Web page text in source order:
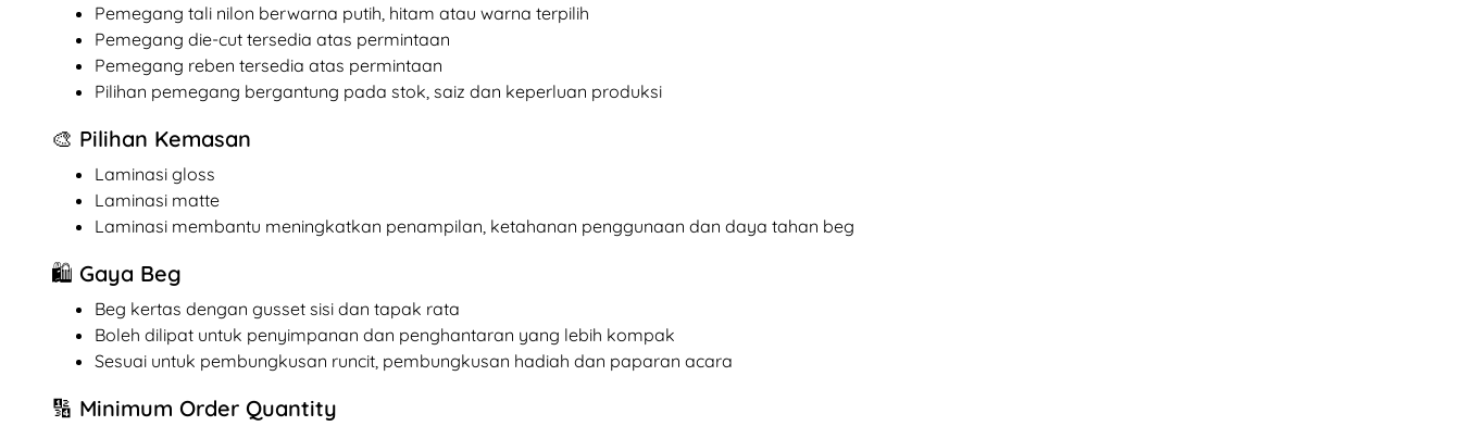
Pemegang tali nilon berwarna putih, hitam atau warna terpilih
Pemegang die-cut tersedia atas permintaan
Pemegang reben tersedia atas permintaan
Pilihan pemegang bergantung pada stok, saiz dan keperluan produksi
🎨 Pilihan Kemasan
Laminasi gloss
Laminasi matte
Laminasi membantu meningkatkan penampilan, ketahanan penggunaan dan daya tahan beg
🛍️ Gaya Beg
Beg kertas dengan gusset sisi dan tapak rata
Boleh dilipat untuk penyimpanan dan penghantaran yang lebih kompak
Sesuai untuk pembungkusan runcit, pembungkusan hadiah dan paparan acara
🔢 Minimum Order Quantity